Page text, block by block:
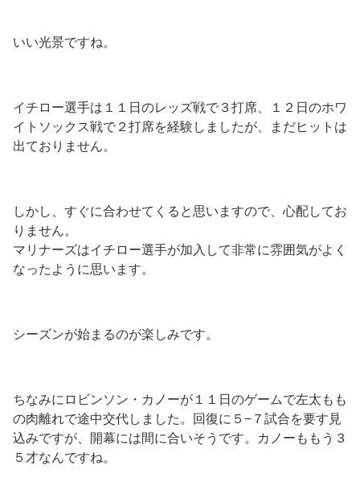
いい光景ですね。
イチロー選手は１１日のレッズ戦で３打席、１２日のホワ
イトソックス戦で２打席を経験しましたが、まだヒットは
出ておりません。
しかし、すぐに合わせてくると思いますので、心配してお
りません。
マリナーズはイチロー選手が加入して非常に雰囲気がよく
なったように思います。
シーズンが始まるのが楽しみです。
ちなみにロビンソン・カノーが１１日のゲームで左太もも
の肉離れで途中交代しました。回復に５−７試合を要す見
込みですが、開幕には間に合いそうです。カノーももう３
５才なんですね。